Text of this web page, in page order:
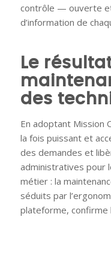
contrôle — ouverte
d’information de
Le
des
En adoptant Mission
la fois puissant et
des demandes et
administratives pour
métier : la
séduits par
plateforme, confirme